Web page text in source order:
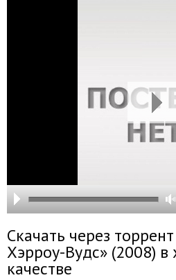
Скачать через
Хэрроу-Вудс» (2008)
качестве